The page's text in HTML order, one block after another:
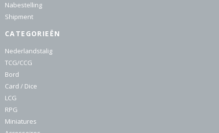
Nabestelling
Shipment
CATEGORIEËN
Nederlandstalig
TCG/CCG
Bord
Card / Dice
LCG
RPG
Miniatures